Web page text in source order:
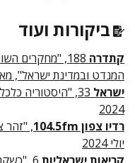
ביקורות ועוד
קתדרה
188, "מחקרים
המנדט ובמדינת ישראל", מאת
ישראל
33, "היסטוריה
2024
רדיו צפון 104.5fm
, "זהר
יולי 2024